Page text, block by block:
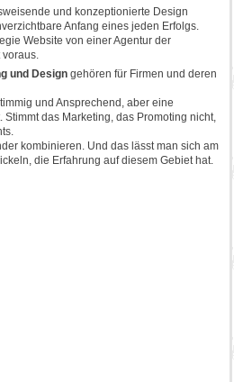
und konzeptionierte Design
Anfang eines jeden Erfolgs.
Website von einer Agentur der
voraus.
und Design gehören für Firmen und deren
und Ansprechend, aber eine
Stimmt das Marketing, das Promoting nicht,
kombinieren. Und das lässt man sich am
die Erfahrung auf diesem Gebiet hat.